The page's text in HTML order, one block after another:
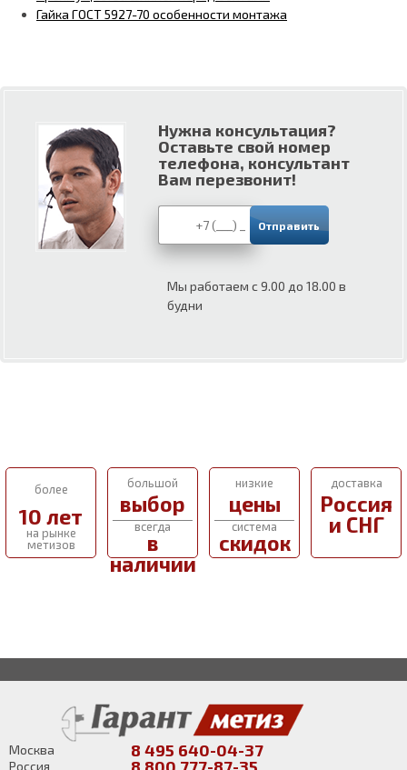
Гайка ГОСТ 5927-70 особенности монтажа
Нужна консультация?
Оставьте свой номер
телефона, консультант
Вам перезвонит!
Мы работаем с 9.00 до 18.00 в
будни
более
10 лет
на рынке
метизов
большой
выбор
всегда
в
наличии
низкие
цены
система
скидок
доставка
Россия
и СНГ
Москва 8 495 640-04-37
Россия